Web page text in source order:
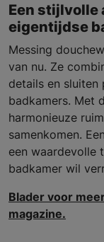
Een stijlvolle
eigentijdse
Messing
van nu. Ze
details en sluiten
badkamers. Met
harmonieuze
samenkomen.
een waardevolle
badkamer wil
Blader voor
magazine.